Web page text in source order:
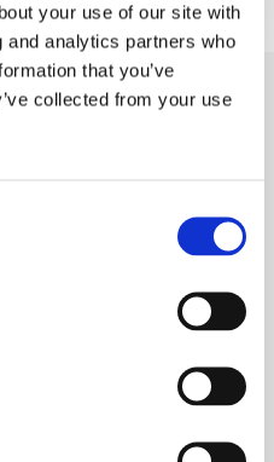
your use of our site with
analytics partners who
that you’ve
collected from your use